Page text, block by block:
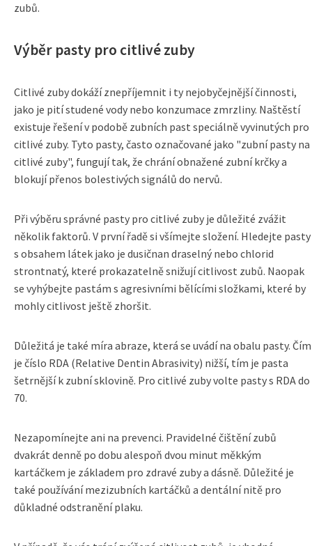
zubů.
Výběr pasty pro citlivé zuby
Citlivé zuby dokáží znepříjemnit i ty nejobyčejnější činnosti,
jako je pití studené vody nebo konzumace zmrzliny. Naštěstí
existuje řešení v podobě zubních past speciálně vyvinutých pro
citlivé zuby. Tyto pasty, často označované jako "zubní pasty na
citlivé zuby", fungují tak, že chrání obnažené zubní krčky a
blokují přenos bolestivých signálů do nervů.
Při výběru správné pasty pro citlivé zuby je důležité zvážit
několik faktorů. V první řadě si všímejte složení. Hledejte pasty
s obsahem látek jako je dusičnan draselný nebo chlorid
strontnatý, které prokazatelně snižují citlivost zubů. Naopak
se vyhýbejte pastám s agresivními bělícími složkami, které by
mohly citlivost ještě zhoršit.
Důležitá je také míra abraze, která se uvádí na obalu pasty. Čím
je číslo RDA (Relative Dentin Abrasivity) nižší, tím je pasta
šetrnější k zubní sklovině. Pro citlivé zuby volte pasty s RDA do
70.
Nezapomínejte ani na prevenci. Pravidelné čištění zubů
dvakrát denně po dobu alespoň dvou minut měkkým
kartáčkem je základem pro zdravé zuby a dásně. Důležité je
také používání mezizubních kartáčků a dentální nitě pro
důkladné odstranění plaku.